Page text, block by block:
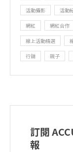
活動攝影 活動
網紅 網紅合作
線上活動精選
行銷 親子
訂閱
報